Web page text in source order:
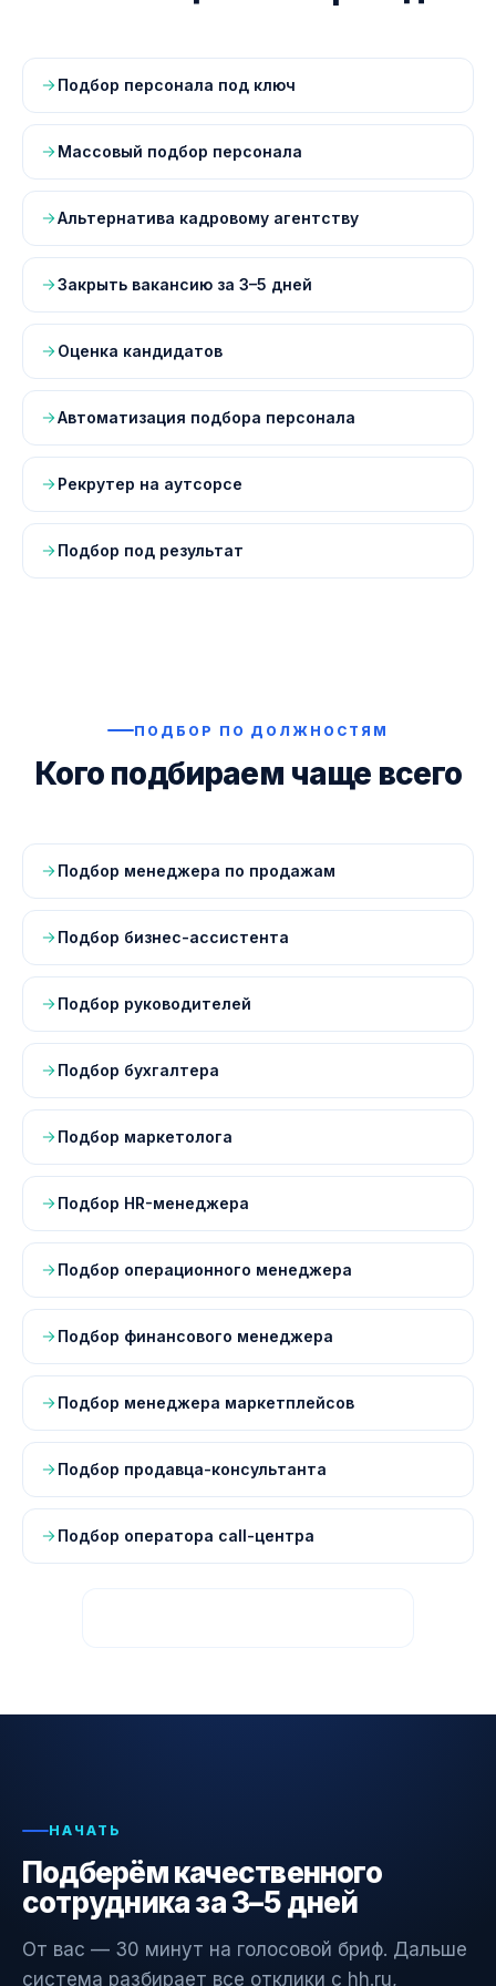
Подбор персонала под ключ
Массовый подбор персонала
Альтернатива кадровому агентству
Закрыть вакансию за 3–5 дней
Оценка кандидатов
Автоматизация подбора персонала
Рекрутер на аутсорсе
Подбор под результат
ПОДБОР ПО ДОЛЖНОСТЯМ
Кого подбираем чаще всего
Подбор менеджера по продажам
Подбор бизнес-ассистента
Подбор руководителей
Подбор бухгалтера
Подбор маркетолога
Подбор HR-менеджера
Подбор операционного менеджера
Подбор финансового менеджера
Подбор менеджера маркетплейсов
Подбор продавца-консультанта
Подбор оператора call-центра
НАЧАТЬ
Подберём качественного
сотрудника за 3–5 дней
От вас — 30 минут на голосовой бриф. Дальше
система разбирает все отклики с hh.ru,